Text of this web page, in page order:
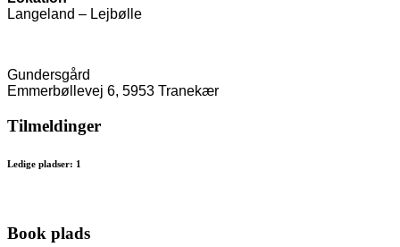
Langeland – Lejbølle
Gundersgård
Emmerbøllevej 6, 5953 Tranekær
Tilmeldinger
Ledige pladser: 1
Book plads